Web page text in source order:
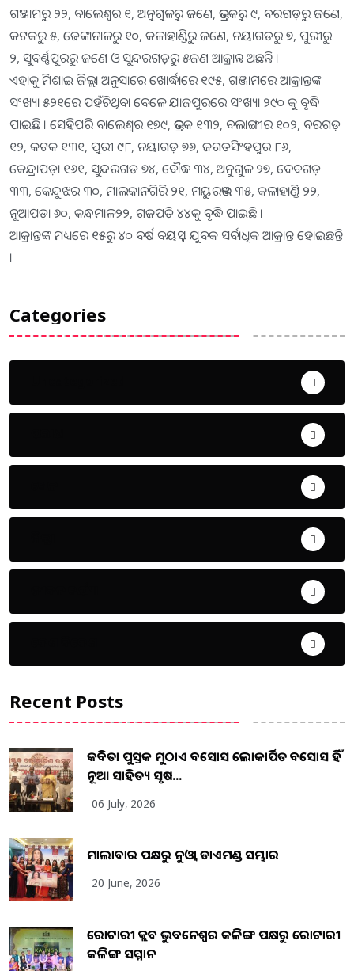
ଗଞ୍ଜାମରୁ ୨୨, ବାଲେଶ୍ୱର ୧, ଅନୁଗୁଳରୁ ଜଣେ, ଭଦ୍ରକରୁ ୯, ବରଗଡ଼ରୁ ଜଣେ,
କଟକରୁ ୫, ଢେଙ୍କାନାଳରୁ ୧୦, କଳାହାଣ୍ଡିରୁ ଜଣେ, ନୟାଗଡରୁ ୭, ପୁରୀରୁ
୨, ସୁବର୍ଣ୍ଣପୁରରୁ ଜଣେ ଓ ସୁନ୍ଦରଗଡ଼ରୁ ୫ଜଣ ଆକ୍ରାନ୍ତ ଅଛନ୍ତି ।
ଏହାକୁ ମିଶାଇ ଜିଲ୍ଲା ଅନୁସାରେ ଖୋର୍ଦ୍ଧାରେ ୧୯୫, ଗଞ୍ଜାମରେ ଆକ୍ରାନ୍ତଙ୍କ
ସଂଖ୍ୟା ୫୨୧ରେ ପହଁଚିଥିବା ବେଳେ ଯାଜପୁରରେ ସଂଖ୍ୟା ୨୯୦ କୁ ବୃଦ୍ଧି
ପାଇଛି । ସେହିପରି ବାଲେଶ୍ୱର ୧୭୯, ଭଦ୍ରକ ୧୩୨, ବଲାଙ୍ଗୀର ୧୦୨, ବରଗଡ଼
୧୨, କଟକ ୧୩୧, ପୁରୀ ୯୮, ନୟାଗଡ଼ ୭୬, ଜଗତସିଂହପୁର ୮୬,
କେନ୍ଦ୍ରାପଡ଼ା ୧୬୧, ସୁନ୍ଦରଗଡ ୭୪, ବୌଦ୍ଧ ୩୪, ଅନୁଗୁଳ ୨୭, ଦେବଗଡ଼
୩୩, କେନ୍ଦୁଝର ୩୦, ମାଲକାନଗିରି ୨୧, ମୟୁରଭଞ୍ଜ ୩୫, କଳାହାଣ୍ଡି ୨୨,
ନୂଆପଡ଼ା ୬୦, କନ୍ଧମାଳ୨୨, ଗଜପତି ୪୪କୁ ବୃଦ୍ଧି ପାଇଛି ।
ଆକ୍ରାନ୍ତଙ୍କ ମଧ୍ୟରେ ୧୫ରୁ ୪୦ ବର୍ଷ ବୟସ୍କ ଯୁବକ ସର୍ବାଧିକ ଆକ୍ରାନ୍ତ ହୋଇଛନ୍ତି
।
Categories
Recent Posts
କବିତା ପୁସ୍ତକ ମୁଠାଏ ଅବସୋସ ଲୋକାର୍ପିତ ଅବସୋସ ହିଁ
ନୂଆ ସାହିତ୍ୟ ସୃଷ...
06 July, 2026
ମାଲାବାର ପକ୍ଷରୁ ନୁଓ୍ବା ଡାଏମଣ୍ଡ ସମ୍ଭାର
20 June, 2026
ରୋଟାରୀ କ୍ଲବ ଭୁବନେଶ୍ୱର କଳିଙ୍ଗ ପକ୍ଷରୁ ରୋଟାରୀ
କଳିଙ୍ଗ ସମ୍ମାନ